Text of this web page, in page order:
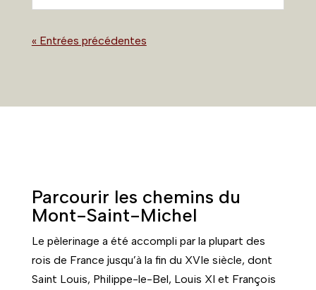
« Entrées précédentes
Parcourir les chemins du
Mont-Saint-Michel
Le pèlerinage a été accompli par la plupart des
rois de France jusqu’à la fin du XVIe siècle, dont
Saint Louis, Philippe-le-Bel, Louis XI et François